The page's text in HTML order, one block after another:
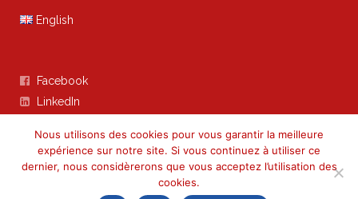
English
 Facebook
 LinkedIn
Your French Assistant - 20 impasse Labarthe 31150 BRUGUIERES -
Nous utilisons des cookies pour vous garantir la meilleure
expérience sur notre site. Si vous continuez à utiliser ce
dernier, nous considèrerons que vous acceptez l’utilisation des
cookies.